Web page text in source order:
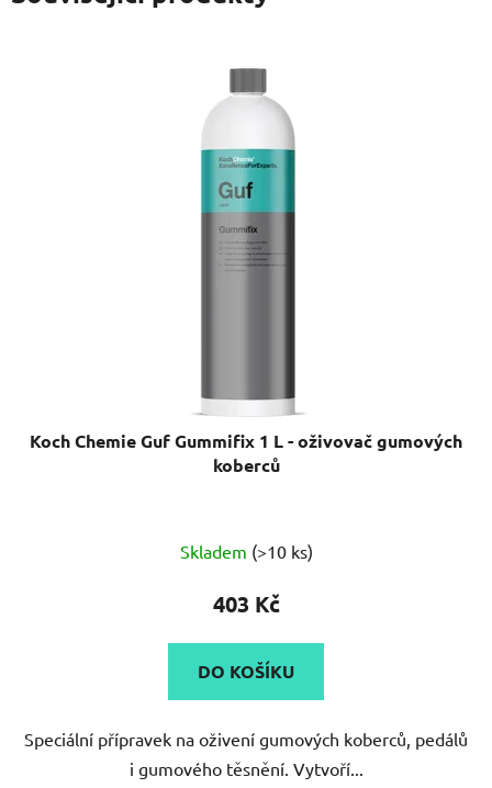
Koch Chemie Guf Gummifix 1 L - oživovač gumových
koberců
hodnocení
produktu
4,8
z
hvězdiček.
Skladem (>10 ks)
403 Kč
DO KOŠÍKU
Speciální přípravek na oživení gumových koberců, pedálů
i gumového těsnění. Vytvoří...